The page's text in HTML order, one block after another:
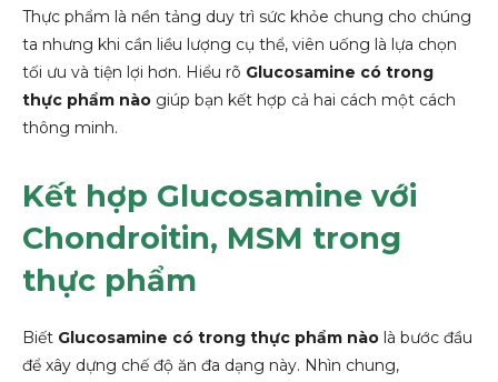
Thực phẩm là nền tảng duy trì sức khỏe chung cho chúng
ta nhưng khi cần liều lượng cụ thể, viên uống là lựa chọn
tối ưu và tiện lợi hơn. Hiểu rõ Glucosamine có trong
thực phẩm nào giúp bạn kết hợp cả hai cách một cách
thông minh.
Kết hợp Glucosamine với
Chondroitin, MSM trong
thực phẩm
Biết Glucosamine có trong thực phẩm nào là bước đầu
để xây dựng chế độ ăn đa dạng này. Nhìn chung,